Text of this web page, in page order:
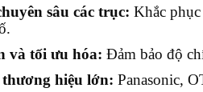
sâu các trục: Khắc
và tối ưu hóa: Đảm bảo độ
hiệu lớn: Panasonic,